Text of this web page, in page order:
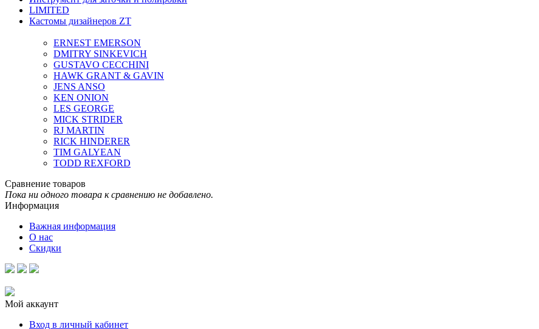
LIMITED
Кастомы дизайнеров ZT
ERNEST EMERSON
DMITRY SINKEVICH
GUSTAVO CECCHINI
HAWK GRANT & GAVIN
JENS ANSO
KEN ONION
LES GEORGE
MICK STRIDER
RJ MARTIN
RICK HINDERER
TIM GALYEAN
TODD REXFORD
Сравнение товаров
Пока ни одного товара к сравнению не добавлено.
Информация
Важная информация
О нас
Скидки
Мой аккаунт
Вход в личный кабинет